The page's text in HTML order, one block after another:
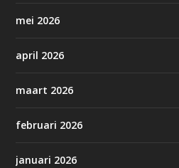
mei 2026
april 2026
maart 2026
februari 2026
januari 2026